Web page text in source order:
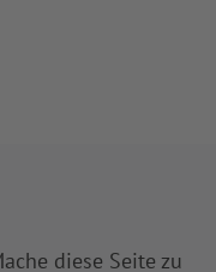
diese Seite zu